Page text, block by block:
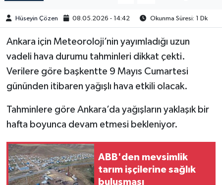
Hüseyin Çözen 08.05.2026 - 14:42 Okunma Süresi: 1 Dk
Ankara için Meteoroloji’nin yayımladığı uzun
vadeli hava durumu tahminleri dikkat çekti.
Verilere göre başkentte 9 Mayıs Cumartesi
gününden itibaren yağışlı hava etkili olacak.
Tahminlere göre Ankara’da yağışların yaklaşık bir
hafta boyunca devam etmesi bekleniyor.
ABB'den mevsimlik
tarım işçilerine sağlık
buluşması